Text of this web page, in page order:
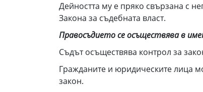
Дейността му е пряко свързана с
Закона за съдебната власт.
Правосъдието се осъществява в
Съдът осъществява контрол за
Гражданите и юридическите лица
закон.